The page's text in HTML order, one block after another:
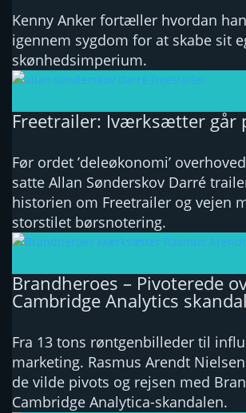
Kenny Anker fortæller hvordan
igennem sygdom for at skabe sit
skønhedsimperium.
Freetrailer: Iværksætter går
Før ordet ’deleøkonomi’
satte Allan Sønderskov Darré
historien om Freetrailer og vejen
storstilet børsnotering.
Brandheroes – Pivoterede
Cambridge Analytics
Fra 13 tons røntgenbilleder til
marketing. Rasmus Arendt
de vilde pivots og rejsen med
Cambridge Analytica-skandalen.